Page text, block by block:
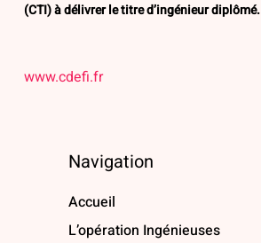
(CTI) à délivrer le titre d’ingénieur diplômé.
www.cdefi.fr
Navigation
Accueil
L’opération Ingénieuses